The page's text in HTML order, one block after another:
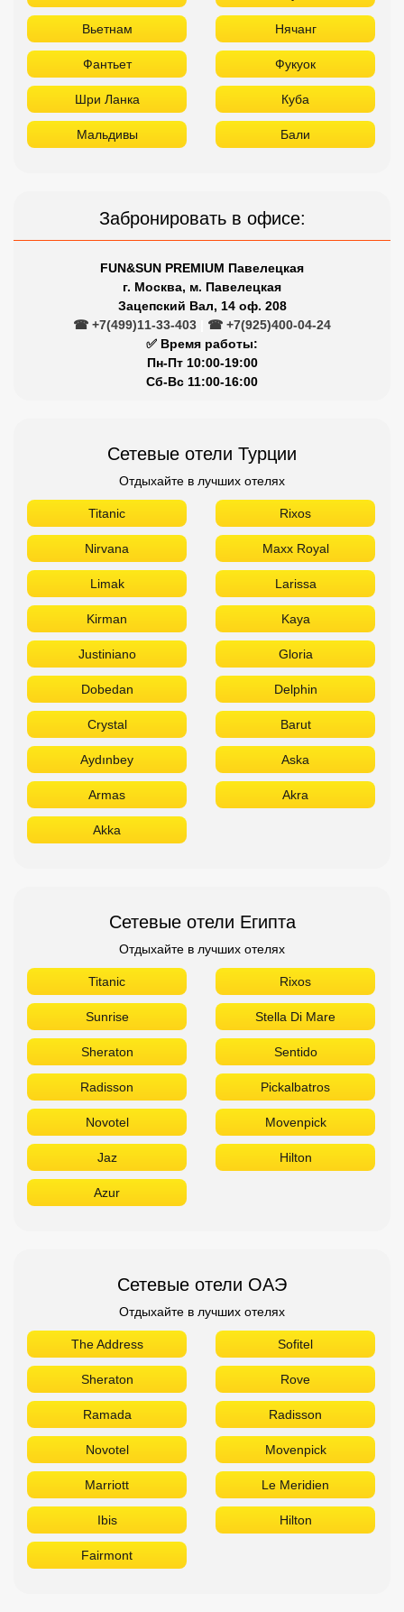
Вьетнам Нячанг
Фантьет Фукуок
Шри Ланка Куба
Мальдивы Бали
Забронировать в офисе:
FUN&SUN PREMIUM Павелецкая
г. Москва, м. Павелецкая
Зацепский Вал, 14 оф. 208
☎ +7(499)11-33-403
☎ +7(925)400-04-24
✅ Время работы:
Пн-Пт 10:00-19:00
Сб-Вс 11:00-16:00
Сетевые отели Турции
Отдыхайте в лучших отелях
Titanic Rixos
Nirvana Maxx Royal
Limak Larissa
Kirman Kaya
Justiniano Gloria
Dobedan Delphin
Crystal Barut
Aydınbey Aska
Armas Akra
Akka
Сетевые отели Египта
Отдыхайте в лучших отелях
Titanic Rixos
Sunrise Stella Di Mare
Sheraton Sentido
Radisson Pickalbatros
Novotel Movenpick
Jaz Hilton
Azur
Сетевые отели ОАЭ
Отдыхайте в лучших отелях
The Address Sofitel
Sheraton Rove
Ramada Radisson
Novotel Movenpick
Marriott Le Meridien
Ibis Hilton
Fairmont